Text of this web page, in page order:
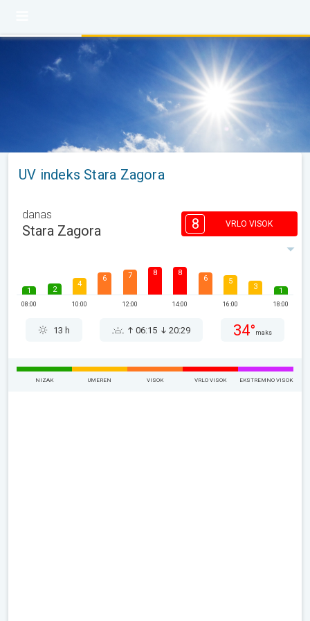
UV indeks Stara Zagora
danas
Stara Zagora 8 VRLO VISOK
1
08:00
2
4
10:00
6 7
12:00
8 8
14:00
6 5
16:00
3 1
18:00
13 h 06:15 20:29 34° maks
NIZAK UMEREN VISOK VRLO VISOK EKSTREMNO VISOK